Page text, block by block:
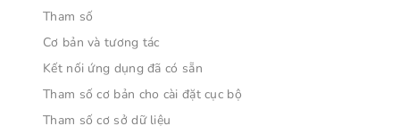
Tham số
Cơ bản và tương tác
Kết nối ứng dụng đã có sẵn
Tham số cơ bản cho cài đặt cục bộ
Tham số cơ sở dữ liệu